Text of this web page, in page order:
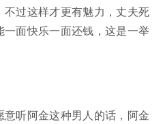
不过这样才更有魅力，丈夫死
面快乐一面还钱，这是一举
听阿金这种男人的话，阿金